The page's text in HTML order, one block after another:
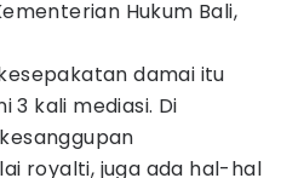
Hukum Bali,
damai itu
3 kali mediasi. Di
royalti, juga ada hal-hal